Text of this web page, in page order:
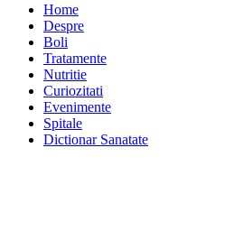
Home
Despre
Boli
Tratamente
Nutritie
Curiozitati
Evenimente
Spitale
Dictionar Sanatate